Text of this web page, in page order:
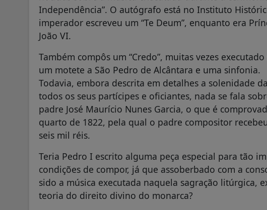
Independência”. O autógrafo está no Instituto
imperador escreveu um “Te Deum”, enquanto era
João VI.
Também compôs um “Credo”, muitas vezes
um motete a São Pedro de Alcântara e uma sinfonia.
Todavia, embora descrita em detalhes a solenidade
todos os seus partícipes e oficiantes, nada se fala
padre José Maurício Nunes Garcia, o que é
quarto de 1822, pela qual o padre compositor
seis mil réis.
Teria Pedro I escrito alguma peça especial para tão
condições de compor, já que assoberbado com a
sido a música executada naquela sagração litúrgica,
teoria do direito divino do monarca?